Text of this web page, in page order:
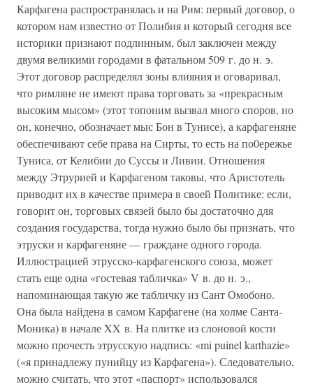
Карфагена распространялась и на Рим: первый договор, о
котором нам известно от Полибия и который сегодня все
историки признают подлинным, был заключен между
двумя великими городами в фатальном 509 г. до н. э.
Этот договор распределял зоны влияния и оговаривал,
что римляне не имеют права торговать за «прекрасным
высоким мысом» (этот топоним вызвал много споров, но
он, конечно, обозначает мыс Бон в Тунисе), а карфагеняне
обеспечивают себе права на Сирты, то есть на по0ережье
Туниса, от Келибии до Суссы и Ливии. Отношения
между Этрурией и Карфагеном таковы, что Аристотель
приводит их в качестве примера в своей Политике: если,
говорит он, торговых связей было бы достаточно для
создания государства, тогда нужно было бы признать, что
этруски и карфагеняне — граждане одного города.
Иллюстрацией этрусско-карфагенского союза, может
стать еще одна «гостевая табличка» V в. до н. э.,
напоминающая такую же табличку из Сант Омобоно.
Она была найдена в самом Карфагене (на холме Санта-
Моника) в начале XX в. На плитке из слоновой кости
можно прочесть этрусскую надпись: «mi puinel karthazie»
(«я принадлежу пунийцу из Карфагена»). Следовательно,
можно считать, что этот «паспорт» использовался